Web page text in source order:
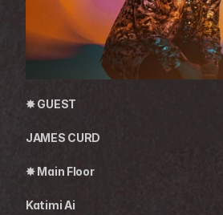
✸ GUEST
JAMES CURD
✸ Main Floor
Katimi Ai